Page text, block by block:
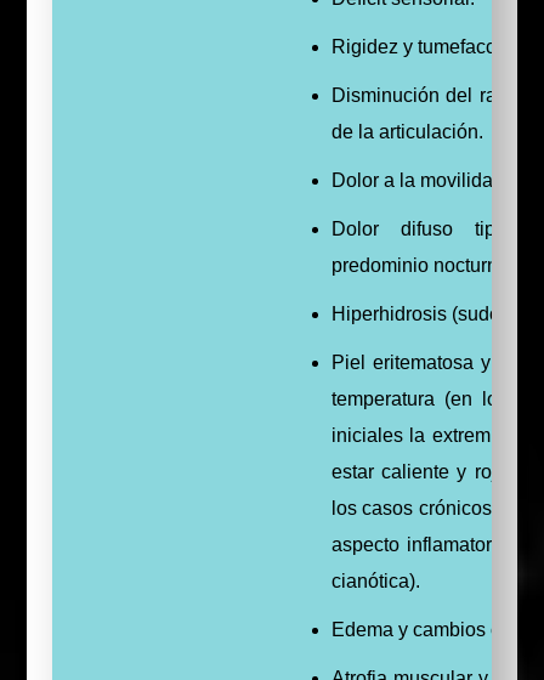
Rigidez y tumefacción.
Disminución del rango
de la articulación.
Dolor a la movilidad.
Dolor difuso tipo
predominio nocturno.
Hiperhidrosis
Piel eritematosa y con
temperatura (en los
iniciales la extremidad
estar caliente y roja,
los casos crónicos la
aspecto inflamatorio y
cianótica).
Edema y cambios